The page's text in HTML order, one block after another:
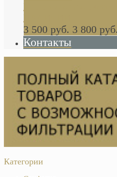
Khala Colombo
НАЛИЧИИ
3 500 руб. 3 800 руб.
Контакты
Категории